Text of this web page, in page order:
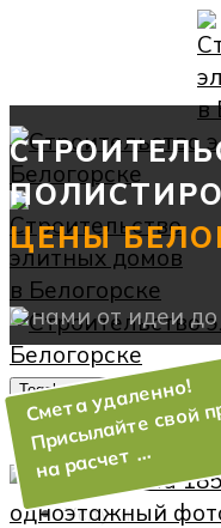
Toggle navigation
О нас
Услуги